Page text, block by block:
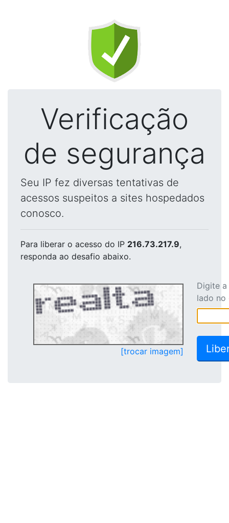
Verificação
de segurança
Seu IP fez diversas tentativas de
acessos suspeitos a sites hospedados
conosco.
Para liberar o acesso do IP 216.73.217.9,
responda ao desafio abaixo.
[trocar imagem]
Digite
lado no